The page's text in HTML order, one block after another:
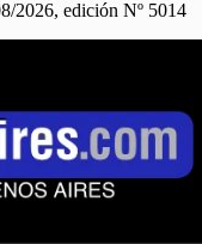
2026, edición Nº 5014